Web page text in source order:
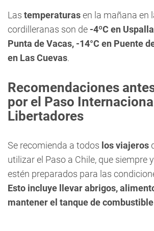
Las temperaturasen la mañana en
cordilleranas son de -4ºC en
Punta de Vacas, -14°C en Puente
en Las Cuevas.
Recomendaciones
por el Paso
Libertadores
Se recomienda a todos los viajeros
utilizar el Paso a Chile, que siempre
estén preparados para las
Esto incluye llevar abrigos,
mantener el tanque de